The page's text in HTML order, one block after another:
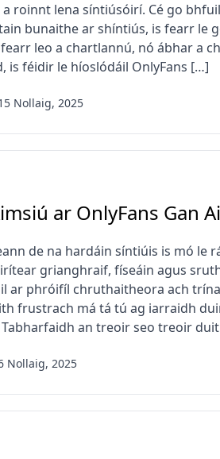
roinnt lena síntiúsóirí. Cé go
bunaithe ar shíntiús, is fearr le
leo a chartlannú, nó ábhar a
is féidir le híoslódáil OnlyFans […]
Nollaig, 2025
ar OnlyFans Gan
de na hardáin síntiúis is mó
grianghraif, físeáin agus
ar phróifíl chruthaitheora ach
frustrach má tá tú ag iarraidh
an treoir seo treoir
Nollaig, 2025